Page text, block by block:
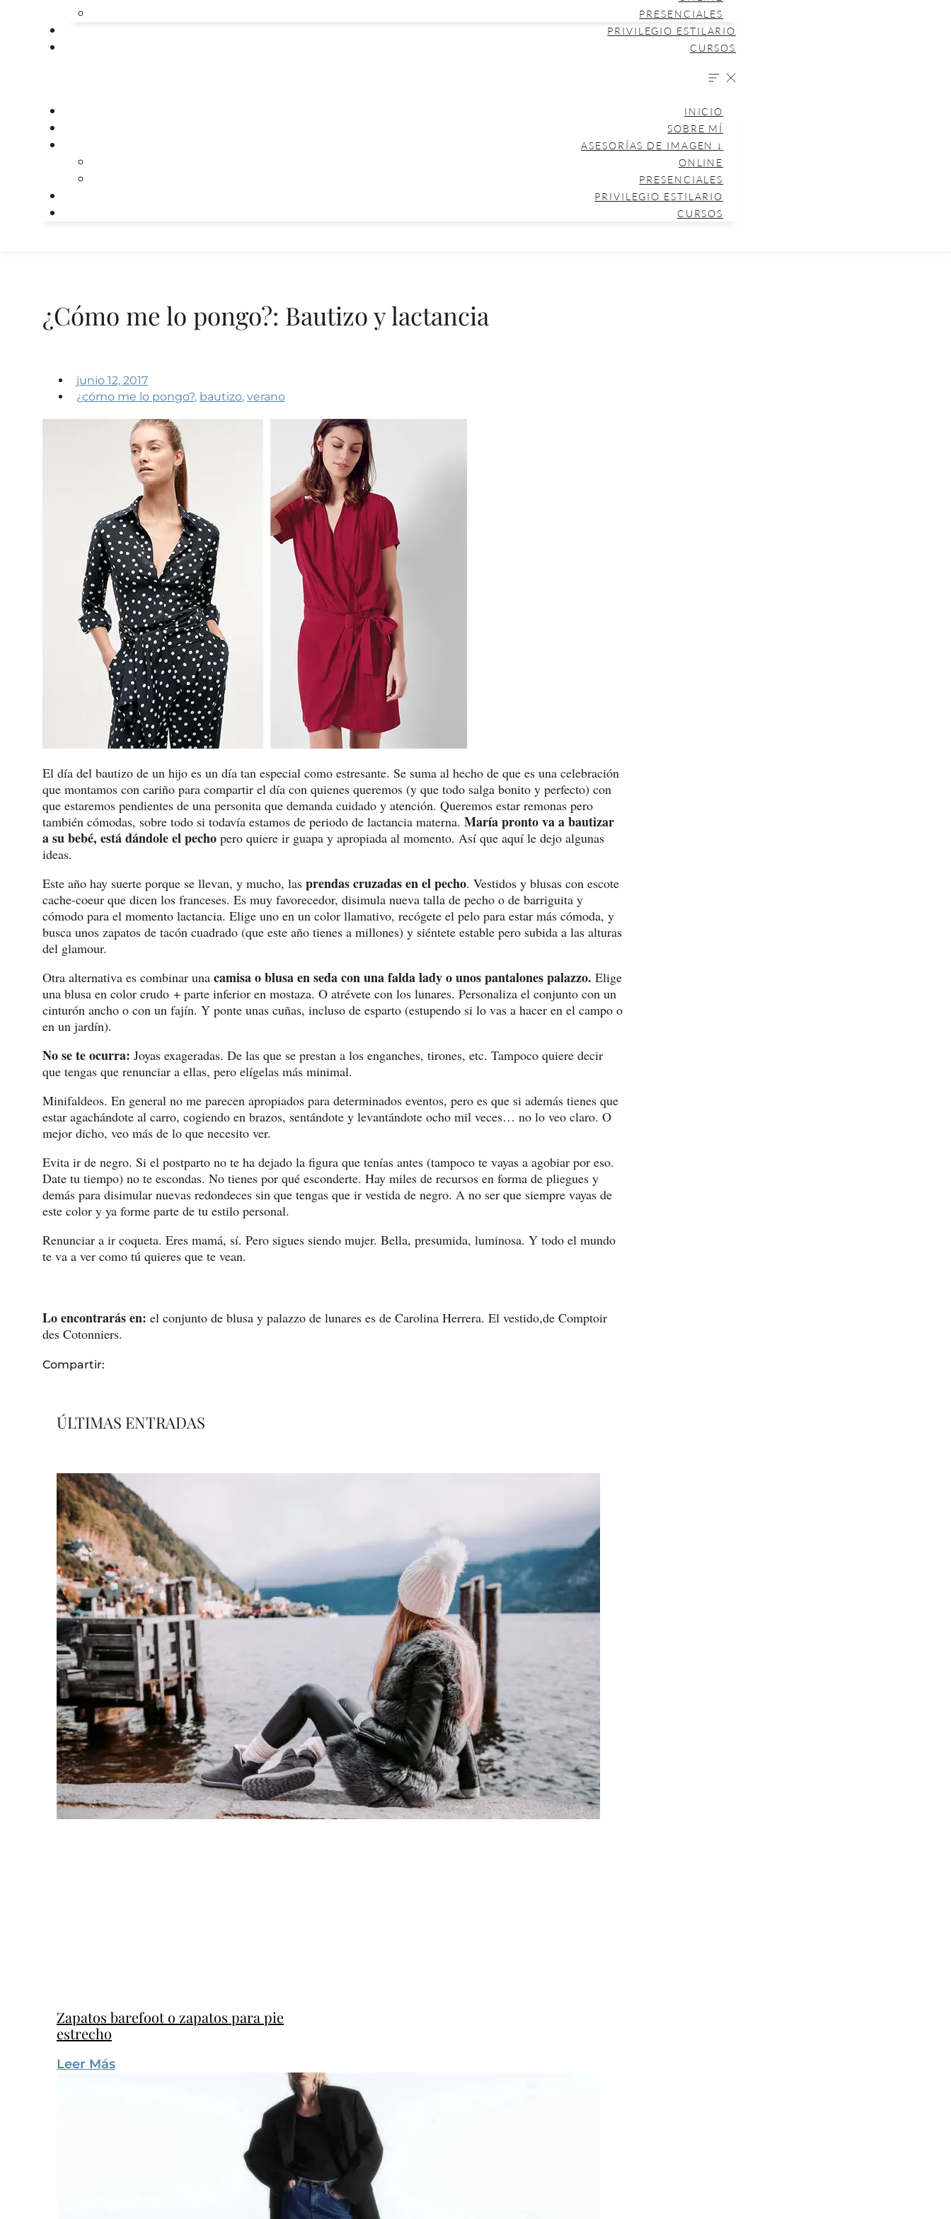
PRESENCIALES
PRIVILEGIO ESTILARIO
CURSOS
INICIO
SOBRE MÍ
ASESORÍAS DE IMAGEN ↓
ONLINE
PRESENCIALES
PRIVILEGIO ESTILARIO
CURSOS
¿Cómo me lo pongo?: Bautizo y lactancia
junio 12, 2017
¿cómo me lo pongo?, bautizo, verano
El día del bautizo de un hijo es un día tan especial como estresante. Se suma al hecho de que es una celebración
que montamos con cariño para compartir el día con quienes queremos (y que todo salga bonito y perfecto) con
que estaremos pendientes de una personita que demanda cuidado y atención. Queremos estar remonas pero
también cómodas, sobre todo si todavía estamos de periodo de lactancia materna. María pronto va a bautizar
a su bebé, está dándole el pecho pero quiere ir guapa y apropiada al momento. Así que aquí le dejo algunas
ideas.
Este año hay suerte porque se llevan, y mucho, las prendas cruzadas en el pecho. Vestidos y blusas con escote
cache-coeur que dicen los franceses. Es muy favorecedor, disimula nueva talla de pecho o de barriguita y
cómodo para el momento lactancia. Elige uno en un color llamativo, recógete el pelo para estar más cómoda, y
busca unos zapatos de tacón cuadrado (que este año tienes a millones) y siéntete estable pero subida a las alturas
del glamour.
Otra alternativa es combinar una camisa o blusa en seda con una falda lady o unos pantalones palazzo. Elige
una blusa en color crudo + parte inferior en mostaza. O atrévete con los lunares. Personaliza el conjunto con un
cinturón ancho o con un fajín. Y ponte unas cuñas, incluso de esparto (estupendo si lo vas a hacer en el campo o
en un jardín).
No se te ocurra: Joyas exageradas. De las que se prestan a los enganches, tirones, etc. Tampoco quiere decir
que tengas que renunciar a ellas, pero elígelas más minimal.
Minifaldeos. En general no me parecen apropiados para determinados eventos, pero es que si además tienes que
estar agachándote al carro, cogiendo en brazos, sentándote y levantándote ocho mil veces… no lo veo claro. O
mejor dicho, veo más de lo que necesito ver.
Evita ir de negro. Si el postparto no te ha dejado la figura que tenías antes (tampoco te vayas a agobiar por eso.
Date tu tiempo) no te escondas. No tienes por qué esconderte. Hay miles de recursos en forma de pliegues y
demás para disimular nuevas redondeces sin que tengas que ir vestida de negro. A no ser que siempre vayas de
este color y ya forme parte de tu estilo personal.
Renunciar a ir coqueta. Eres mamá, sí. Pero sigues siendo mujer. Bella, presumida, luminosa. Y todo el mundo
te va a ver como tú quieres que te vean.
Lo encontrarás en: el conjunto de blusa y palazzo de lunares es de Carolina Herrera. El vestido,de Comptoir
des Cotonniers.
Compartir:
ÚLTIMAS ENTRADAS
Zapatos barefoot o zapatos para pie
estrecho
Leer Más